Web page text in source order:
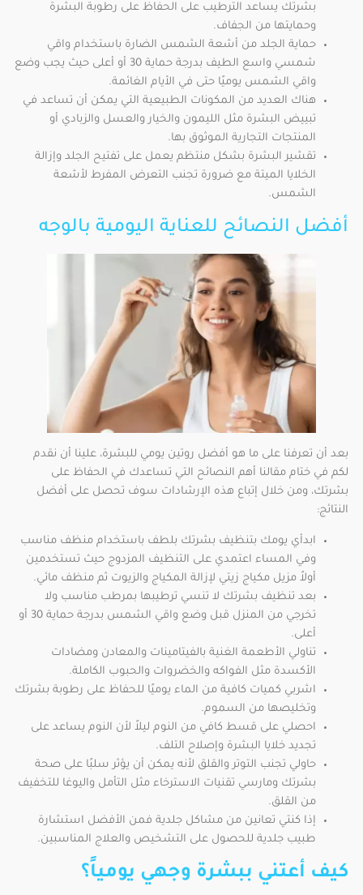
بشرتك يساعد الترطيب على الحفاظ على رطوبة البشرة
وحمايتها من الجفاف.
حماية الجلد من أشعة الشمس الضارة باستخدام واقي
شمسي واسع الطيف بدرجة حماية 30 أو أعلى حيث يجب وضع
واقي الشمس يوميًا حتى في الأيام الغائمة.
هناك العديد من المكونات الطبيعية التي يمكن أن تساعد في
تبييض البشرة مثل الليمون والخيار والعسل والزبادي أو
المنتجات التجارية الموثوق بها.
تقشير البشرة بشكل منتظم يعمل على تفتيح الجلد وإزالة
الخلايا الميتة مع ضرورة تجنب التعرض المفرط لأشعة
الشمس.
أفضل النصائح للعناية اليومية بالوجه
بعد أن تعرفنا على ما هو أفضل روتين يومي للبشرة، علينا أن نقدم
لكم في ختام مقالنا أهم النصائح التي تساعدك في الحفاظ على
بشرتك، ومن خلال إتباع هذه الإرشادات سوف تحصل على أفضل
النتائج:
ابدأي يومك بتنظيف بشرتك بلطف باستخدام منظف مناسب
وفي المساء اعتمدي على التنظيف المزدوج حيث تستخدمين
أولاً مزيل مكياج زيتي لإزالة المكياج والزيوت ثم منظف مائي.
بعد تنظيف بشرتك لا تنسي ترطيبها بمرطب مناسب ولا
تخرجي من المنزل قبل وضع واقي الشمس بدرجة حماية 30 أو
أعلى.
تناولي الأطعمة الغنية بالفيتامينات والمعادن ومضادات
الأكسدة مثل الفواكه والخضروات والحبوب الكاملة.
اشربي كميات كافية من الماء يوميًا للحفاظ على رطوبة بشرتك
وتخليصها من السموم.
احصلي على قسط كافي من النوم ليلاً لأن النوم يساعد على
تجديد خلايا البشرة وإصلاح التلف.
حاولي تجنب التوتر والقلق لأنه يمكن أن يؤثر سلبًا على صحة
بشرتك ومارسي تقنيات الاسترخاء مثل التأمل واليوغا للتخفيف
من القلق.
إذا كنتي تعانين من مشاكل جلدية فمن الأفضل استشارة
طبيب جلدية للحصول على التشخيص والعلاج المناسبين.
كيف أعتني ببشرة وجهي يومياً؟